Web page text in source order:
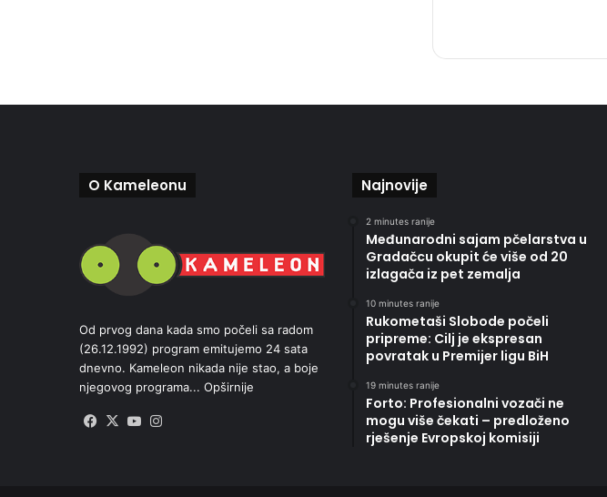
O Kameleonu
Od prvog dana kada smo počeli sa radom
(26.12.1992) program emitujemo 24 sata
dnevno. Kameleon nikada nije stao, a boje
njegovog programa... Opširnije
Facebook
X YouTube
Najnovije
2 minutes ranije
Međunarodni sajam pčelarstva u
Gradačcu okupit će više od 20
izlagača iz pet zemalja
10 minutes ranije
Rukometaši Slobode počeli
pripreme: Cilj je ekspresan
povratak u Premijer ligu BiH
19 minutes ranije
Forto: Profesionalni vozači ne
mogu više čekati – predloženo
rješenje Evropskoj komisiji